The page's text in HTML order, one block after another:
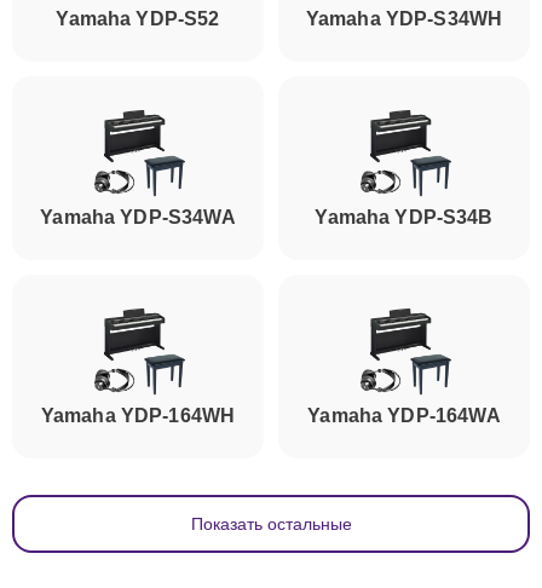
Yamaha YDP-S52 Yamaha YDP-S34WH
Yamaha YDP-S34WA Yamaha YDP-S34B
Yamaha YDP-164WH Yamaha YDP-164WA
Показать остальные